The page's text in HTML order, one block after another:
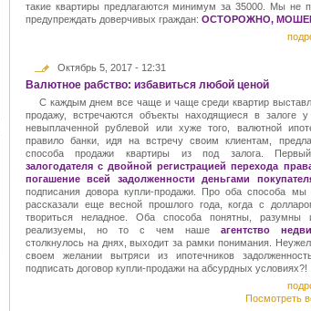
такие квартиры предлагаются минимум за 35000. Мы не
предупреждать доверчивых граждан: ОСТОРОЖНО,
Октябрь 5, 2017 - 12:31
Валютное рабство: избавиться любой ценой
С каждым днем все чаще и чаще среди квартир
продажу, встречаются объекты находящиеся в залоге
невыплаченной рублевой или хуже того, валютной
правило банки, идя на встречу своим клиентам,
способа продажи квартиры из под залога.
залогодателя с двойной регистрацией перехода
погашение всей задолженности деньгами
подписания довора купли-продажи. Про оба способа мы
рассказали еще весной прошлого года, когда с
твориться неладное. Оба способа понятны, разумны
реализуемы, но то с чем наше агентство
столкнулось на днях, выходит за рамки понимания.
своем желании вытряси из ипотечников
подписать договор купли-продажи на абсурдных условиях?!
Посмотреть